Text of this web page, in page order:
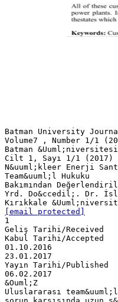
Batman University
Volume7 , Number 1/1
Batman
Cilt 1, Sayı 1/1 (2017)
N&uuml;kleer Enerji
Team&uuml;l Hukuku
Bakımından
Yrd. Do&ccedil;. Dr.
Kırıkkale
[email protected]